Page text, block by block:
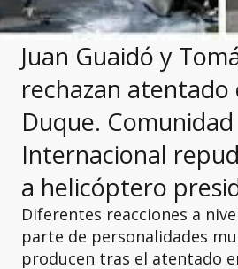
Juan Guaidó y
rechazan atentado
Duque. Comunidad
Internacional
a helicóptero
Diferentes reacciones a
parte de personalidades
producen tras el atentado